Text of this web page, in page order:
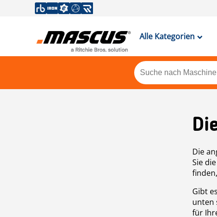
Alle Kategorien
Die
Sie
Gibt
unten
für